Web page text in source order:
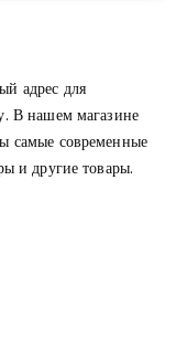
адрес для
В нашем магазине
самые современные
и другие товары.